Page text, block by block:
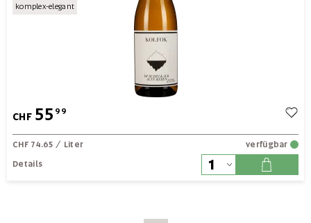
komplex-elegant
CHF 55 99
CHF 74.65 / Liter
verfügbar
Details